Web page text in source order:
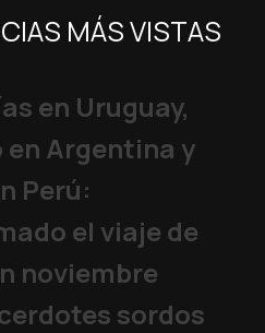
MÁS VISTAS
en Uruguay,
Argentina y
Perú:
el viaje de
noviembre
sordos